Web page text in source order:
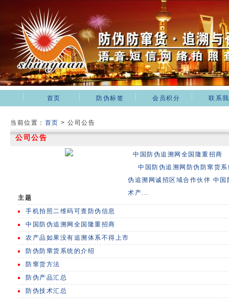
首页 防伪标签 会员积分 联系
当前位置： 首页 > 公司公告
公司公告
中国防伪追溯网全国隆重招商
中国防伪追溯网防伪防窜货
伪追溯网诚招区域合作伙伴 中
术产...
主题
手机拍照二维码可查防伪信息
中国防伪追溯网全国隆重招商
农产品如果没有追溯体系不得上市
防伪防窜货系统的介绍
防窜货方法
防伪产品汇总
防伪技术汇总